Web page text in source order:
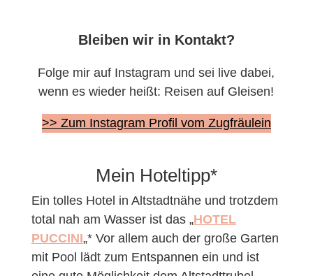
Bleiben wir in Kontakt?
Folge mir auf Instagram und sei live dabei,
wenn es wieder heißt: Reisen auf Gleisen!
>> Zum Instagram Profil vom Zugfräulein
Mein Hoteltipp*
Ein tolles Hotel in Altstadtnähe und trotzdem
total nah am Wasser ist das „HOTEL
PUCCINI„* Vor allem auch der große Garten
mit Pool lädt zum Entspannen ein und ist